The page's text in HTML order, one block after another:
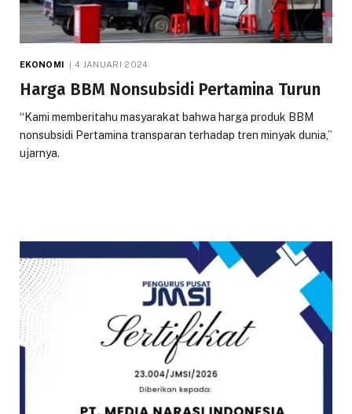
EKONOMI 4 JANUARI 2024
Harga BBM Nonsubsidi Pertamina Turun
“Kami memberitahu masyarakat bahwa harga produk BBM
nonsubsidi Pertamina transparan terhadap tren minyak dunia,”
ujarnya.